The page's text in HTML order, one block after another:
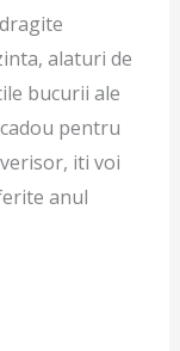
alaturi de
bucurii ale
pentru
iti voi
anul